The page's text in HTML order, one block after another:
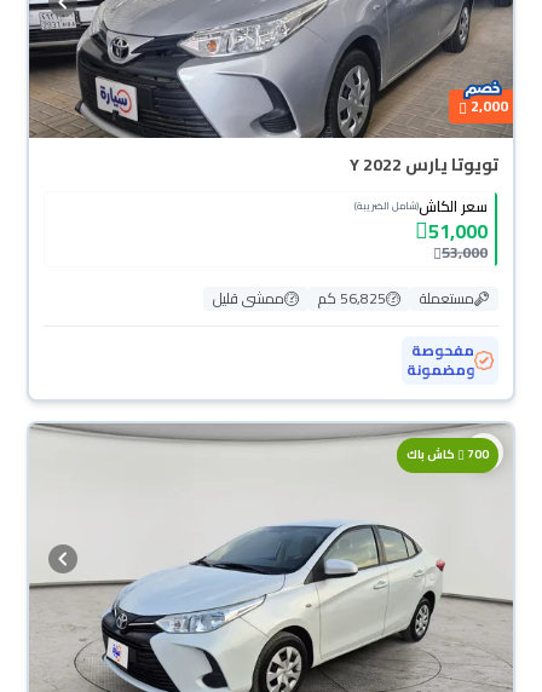
2,000
تويوتا يارس Y 2022
سعر الكاش(شامل الضريبة)
51,000
53,000
مستعملة
56,825 كم
ممشى قليل
مفحوصة
ومضمونة
700 كاش باك
محجوزة